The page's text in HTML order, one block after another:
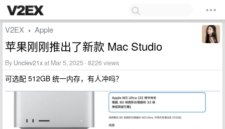
V2EX › Apple
苹果刚刚推出了新款 Mac Studio
By Unclev21xat Mar 5, 2025 · 8226 views
可选配 512GB 统一内存，有人冲吗？